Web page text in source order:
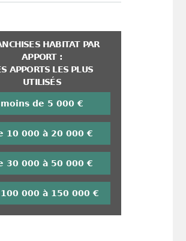
HABITAT PAR
APPORT :
APPORTS LES PLUS
UTILISÉS
moins de 5 000 €
10 000 à 20 000 €
30 000 à 50 000 €
000 à 150 000 €